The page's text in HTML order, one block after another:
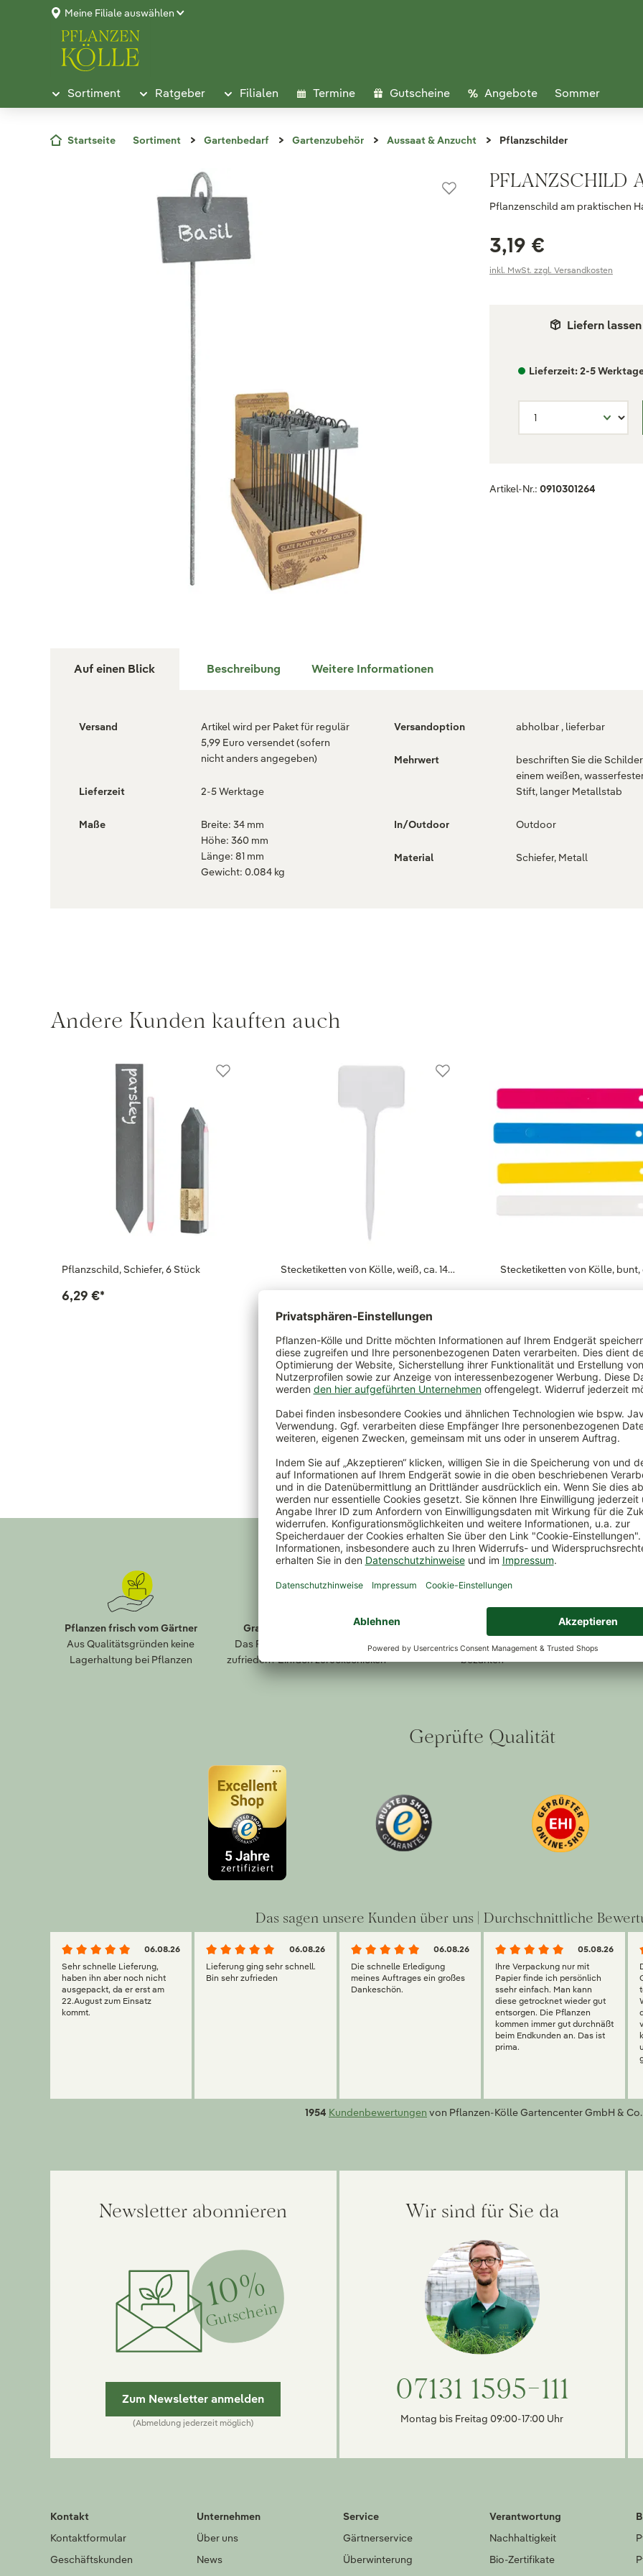
Meine Filiale auswählen
Sortiment Ratgeber Filialen Termine Gutscheine Angebote Sommer
Startseite Sortiment Gartenbedarf Gartenzubehör Aussaat & Anzucht Pflanzschilder
PFLANZSCHILD
Pflanzenschild am praktischen
3,19 €
inkl. MwSt. zzgl. Versandkosten
Liefern lassen
Lieferzeit: 2-5
Artikel-Nr.: 0910301264
Auf einen Blick Beschreibung Weitere Informationen
Versand
Artikel wird per Paket für regulär
5,99 Euro versendet (sofern
nicht anders angegeben)
Lieferzeit 2-5 Werktage
Maße
Breite: 34 mm
Höhe: 360 mm
Länge: 81 mm
Gewicht: 0.084 kg
Versandoption abholbar , lieferbar
Mehrwert
beschriften Sie die
einem weißen,
Stift, langer Metallstab
In/Outdoor Outdoor
Material Schiefer, Metall
Andere Kunden kauften auch
Pflanzschild, Schiefer, 6 Stück
6,29 €*
Stecketiketten von Kölle, weiß, ca. 14… Stecketiketten von Kölle, bunt,
Pflanzen frisch vom Gärtner
Aus Qualitätsgründen keine
Lagerhaltung bei Pflanzen
Gratis Paket-Rückversand
Das Falsche bestellt oder nicht
zufrieden? Einfach zurückschicken
Bestellen, freuen, dann erst
bezahlen
Sichere
Ihre
Geprüfte Qualität
Das sagen unsere Kunden über uns | Durchschnittliche
06.08.26
Sehr schnelle Lieferung,
haben ihn aber noch nicht
ausgepackt, da er erst am
22.August zum Einsatz
kommt.
06.08.26
Lieferung ging sehr schnell.
Bin sehr zufrieden
06.08.26
Die schnelle Erledigung
meines Auftrages ein großes
Dankeschön.
05.08.26
Ihre Verpackung nur mit
Papier finde ich persönlich
ssehr einfach. Man kann
diese getrocknet wieder gut
entsorgen. Die Pflanzen
kommen immer gut durchnäßt
beim Endkunden an. Das ist
prima.
1954 Kundenbewertungen von Pflanzen-Kölle Gartencenter GmbH & Co.
Newsletter abonnieren
10%
Gutschein
Zum Newsletter anmelden
(Abmeldung jederzeit möglich)
Wir sind für Sie da
07131 1595-111
Montag bis Freitag 09:00-17:00 Uhr
Kontakt
Kontaktformular
Geschäftskunden
Unternehmen
Über uns
News
Service
Gärtnerservice
Überwinterung
Verantwortung
Nachhaltigkeit
Bio-Zertifikate